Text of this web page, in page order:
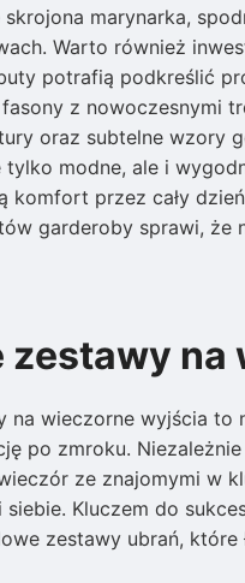
marynarka,
Warto również
potrafią podkreślić
fasony z nowoczesnymi
oraz subtelne wzory
modne, ale i
komfort przez cały
garderoby sprawi,
zestawy
na wieczorne wyjścia to
po zmroku.
ze znajomymi w
Kluczem do
zestawy ubrań, które